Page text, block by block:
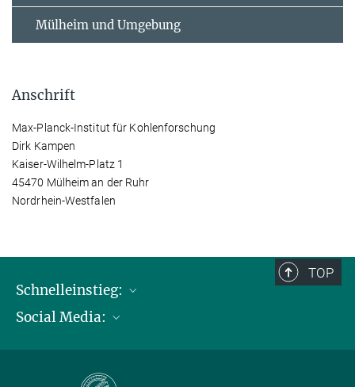
Mülheim und Umgebung
Anschrift
Max-Planck-Institut für Kohlenforschung
Dirk Kampen
Kaiser-Wilhelm-Platz 1
45470 Mülheim an der Ruhr
Nordrhein-Westfalen
TOP
Schnelleinstieg:
Publikationen
Kontakt und Anfahrtsbeschreibung
Social Media: